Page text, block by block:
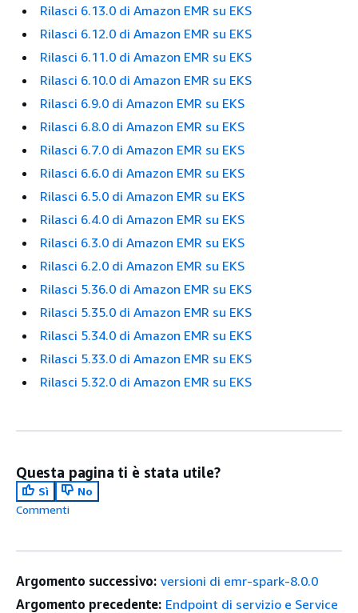
Rilasci 6.13.0 di Amazon EMR su EKS
Rilasci 6.12.0 di Amazon EMR su EKS
Rilasci 6.11.0 di Amazon EMR su EKS
Rilasci 6.10.0 di Amazon EMR su EKS
Rilasci 6.9.0 di Amazon EMR su EKS
Rilasci 6.8.0 di Amazon EMR su EKS
Rilasci 6.7.0 di Amazon EMR su EKS
Rilasci 6.6.0 di Amazon EMR su EKS
Rilasci 6.5.0 di Amazon EMR su EKS
Rilasci 6.4.0 di Amazon EMR su EKS
Rilasci 6.3.0 di Amazon EMR su EKS
Rilasci 6.2.0 di Amazon EMR su EKS
Rilasci 5.36.0 di Amazon EMR su EKS
Rilasci 5.35.0 di Amazon EMR su EKS
Rilasci 5.34.0 di Amazon EMR su EKS
Rilasci 5.33.0 di Amazon EMR su EKS
Rilasci 5.32.0 di Amazon EMR su EKS
Questa pagina ti è stata utile?
Sì
No
Commenti
Argomento successivo: versioni di emr-spark-8.0.0
Argomento precedente: Endpoint di servizio e Service